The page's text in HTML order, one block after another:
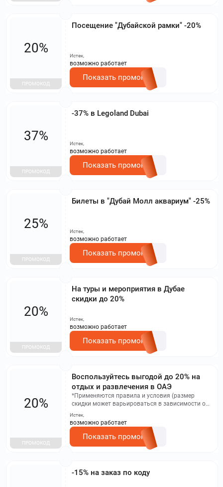
Посещение "Дубайской рамки" -20%
20%
ПРОМОКОД
Истек,
возможно работает
Показать промокод
-37% в Legoland Dubai
37%
ПРОМОКОД
Истек,
возможно работает
Показать промокод
Билеты в "Дубай Молл аквариум" -25%
25%
ПРОМОКОД
Истек,
возможно работает
Показать промокод
На туры и мероприятия в Дубае
скидки до 20%
20%
ПРОМОКОД
Истек,
возможно работает
Показать промокод
Воспользуйтесь выгодой до 20% на
отдых и развлечения в ОАЭ
*Применяются правила и условия (размер
скидки может варьироваться в зависимости от
конкретного тура) Исключения: Все туры Skydive
Dubai Пожалуйста, обратите внимание, что если
в течение 60 дней вы не воспользуетесь
персональным промо-кодом, он будет
20%
ПРОМОКОД
Истек,
возможно работает
Показать промокод
-15% на заказ по коду